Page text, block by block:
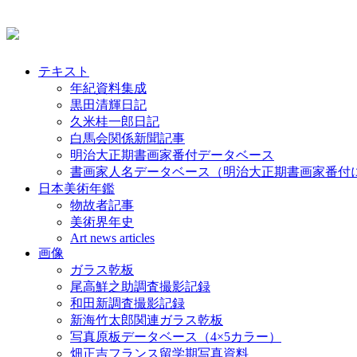
テキスト
年紀資料集成
黒田清輝日記
久米桂一郎日記
白馬会関係新聞記事
明治大正期書画家番付データベース
書画家人名データベース（明治大正期書画家番付
日本美術年鑑
物故者記事
美術界年史
Art news articles
画像
ガラス乾板
尾高鮮之助調査撮影記録
和田新調査撮影記録
新海竹太郎関連ガラス乾板
写真原板データベース（4×5カラー）
畑正吉フランス留学期写真資料